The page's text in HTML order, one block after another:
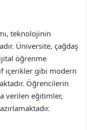
teknolojinin
Üniversite, çağdaş
öğrenme
içerikler gibi modern
Öğrencilerin
verilen eğitimler,